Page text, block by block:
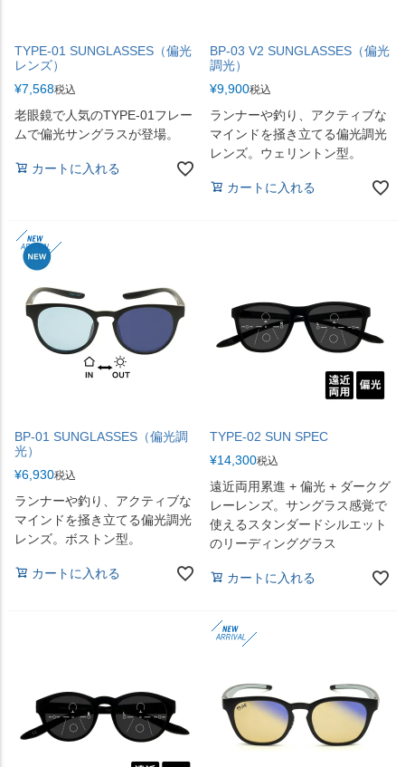
TYPE-01 SUNGLASSES（偏光
レンズ）
¥7,568税込
老眼鏡で人気のTYPE-01フレー
ムで偏光サングラスが登場。
カートに入れる
BP-03 V2 SUNGLASSES（偏光
調光）
¥9,900税込
ランナーや釣り、アクティブな
マインドを掻き立てる偏光調光
レンズ。ウェリントン型。
カートに入れる
BP-01 SUNGLASSES（偏光調
光）
¥6,930税込
ランナーや釣り、アクティブな
マインドを掻き立てる偏光調光
レンズ。ボストン型。
カートに入れる
TYPE-02 SUN SPEC
¥14,300税込
遠近両用累進 + 偏光 + ダークグ
レーレンズ。サングラス感覚で
使えるスタンダードシルエット
のリーディンググラス
カートに入れる